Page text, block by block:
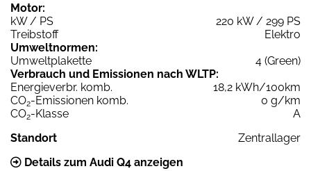
Motor:
kW / PS
220 kW / 299 PS
Treibstoff
Elektro
Umweltnormen:
Umweltplakette
4 (Green)
Verbrauch und Emissionen nach WLTP:
Energieverbr. komb.
18,2 kWh/100km
CO2-Emissionen komb.
0 g/km
CO2-Klasse
A
Standort
Zentrallager
Details zum Audi Q4 anzeigen